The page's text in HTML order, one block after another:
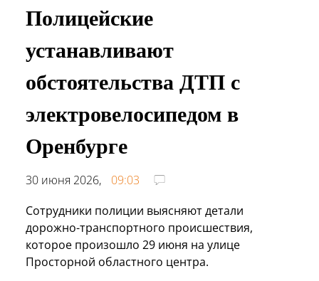
Полицейские
устанавливают
обстоятельства ДТП с
электровелосипедом в
Оренбурге
30 июня 2026,
09:03
Сотрудники полиции выясняют детали
дорожно-транспортного происшествия,
которое произошло 29 июня на улице
Просторной областного центра.